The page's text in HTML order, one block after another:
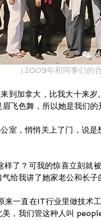
（2009年和同事们的合
到加拿大，比我大十来
飞色舞，所以她是我们的
室，悄悄关上了门，说
样了？可我的惊喜立刻就
给我讲了她家老公和长子
一直在IT行业里做技术
，我们管这种人叫